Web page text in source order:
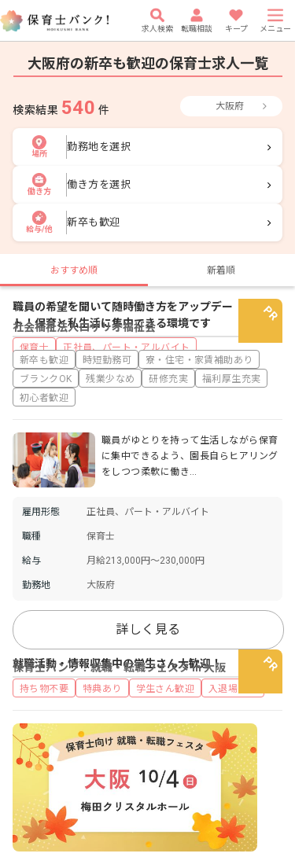
求人検索 転職相談 キープ メニュー
大阪府の新卒も歓迎の保育士求人一覧
検索結果 540 件 大阪府
場所
勤務地を選択
働き方
働き方を選択
給与/他
新卒も歓迎
おすすめ順 新着順
社会福祉法人ロザリオ福祉会
保育士 正社員、パート・アルバイト
職員の希望を聞いて随時働き方をアップデー
ト！保育と私生活に集中できる環境です
新卒も歓迎 時短勤務可
寮・住宅・家賃補助あり
ブランクOK
残業少なめ 研修充実
福利厚生充実
初心者歓迎
職員がゆとりを持って生活しながら保育
に集中できるよう、園長自らヒアリング
をしつつ柔軟に働き…
雇用形態 正社員、パート・アルバイト
職種 保育士
給与 月給213,000円～230,000円
勤務地 大阪府
詳しく見る
保育士バンク！就職・転職フェスタ in 大阪
就職活動・情報収集中の学生さん大歓迎！
持ち物不要 特典あり 学生さん歓迎 入退場自由